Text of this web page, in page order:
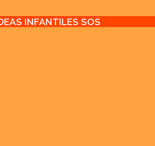
INFANTILES SOS